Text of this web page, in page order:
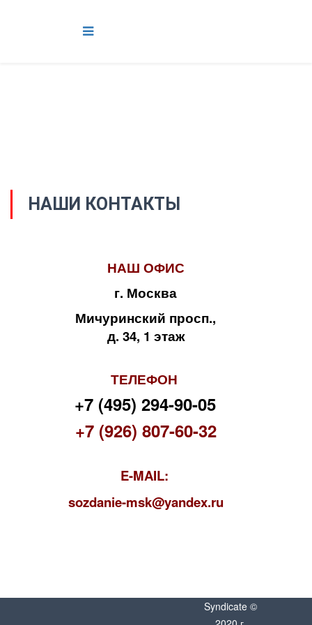
НАШИ КОНТАКТЫ
НАШ ОФИС
г. Москва
Мичуринский просп.,
д. 34, 1 этаж
ТЕЛЕФОН
+7 (495) 294-90-05
+7 (926) 807-60-32
E-MAIL:
sozdanie-msk@yandex.ru
Syndicate ©